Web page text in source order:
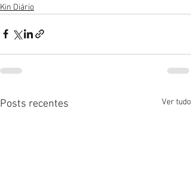
Kin Diário
Posts recentes Ver tudo